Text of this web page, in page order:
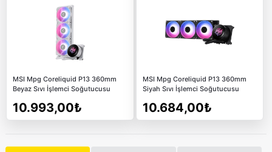
MSI Mpg Coreliquid P13 360mm
Beyaz Sıvı İşlemci Soğutucusu
10.993,00₺
MSI Mpg Coreliquid P13 360mm
Siyah Sıvı İşlemci Soğutucusu
10.684,00₺